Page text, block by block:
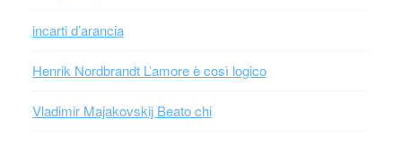
incarti d’arancia
Henrik Nordbrandt L’amore è così logico
Vladimir Majakovskij Beato chi